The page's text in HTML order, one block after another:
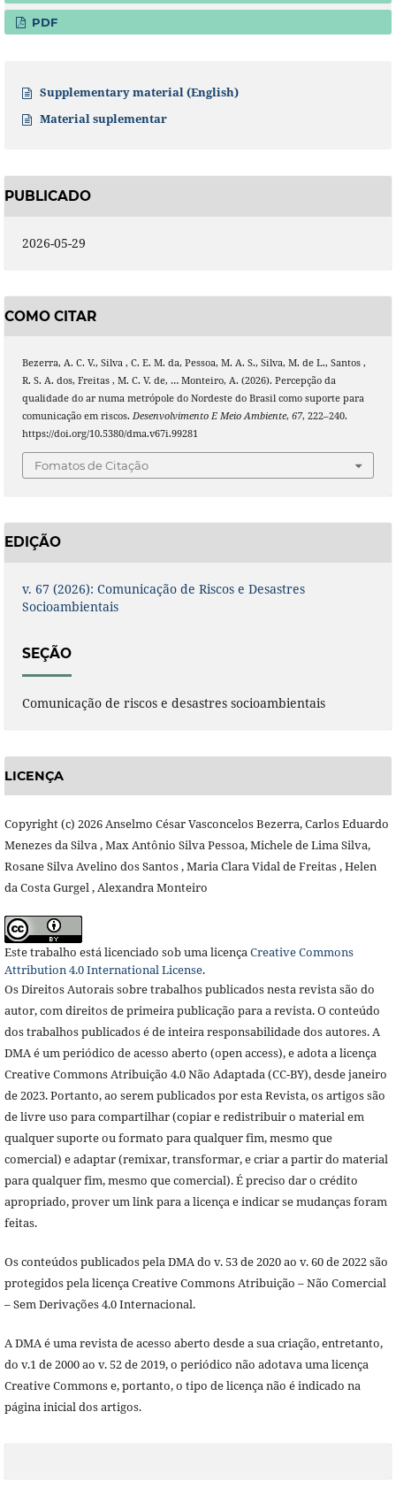
PDF
Supplementary material (English)
Material suplementar
PUBLICADO
2026-05-29
COMO CITAR
Bezerra, A. C. V., Silva , C. E. M. da, Pessoa, M. A. S., Silva, M. de L., Santos ,
R. S. A. dos, Freitas , M. C. V. de, … Monteiro, A. (2026). Percepção da
qualidade do ar numa metrópole do Nordeste do Brasil como suporte para
comunicação em riscos. Desenvolvimento E Meio Ambiente, 67, 222–240.
https://doi.org/10.5380/dma.v67i.99281
Fomatos de Citação
EDIÇÃO
v. 67 (2026): Comunicação de Riscos e Desastres
Socioambientais
SEÇÃO
Comunicação de riscos e desastres socioambientais
LICENÇA
Copyright (c) 2026 Anselmo César Vasconcelos Bezerra, Carlos Eduardo
Menezes da Silva , Max Antônio Silva Pessoa, Michele de Lima Silva,
Rosane Silva Avelino dos Santos , Maria Clara Vidal de Freitas , Helen
da Costa Gurgel , Alexandra Monteiro
Este trabalho está licenciado sob uma licençaCreative Commons
Attribution 4.0 International License.
Os Direitos Autorais sobre trabalhos publicados nesta revista são do
autor, com direitos de primeira publicação para a revista. O conteúdo
dos trabalhos publicados é de inteira responsabilidade dos autores. A
DMA é um periódico de acesso aberto (open access), e adota a licença
Creative Commons Atribuição 4.0 Não Adaptada (CC-BY), desde janeiro
de 2023. Portanto, ao serem publicados por esta Revista, os artigos são
de livre uso para compartilhar (copiar e redistribuir o material em
qualquer suporte ou formato para qualquer fim, mesmo que
comercial) e adaptar (remixar, transformar, e criar a partir do material
para qualquer fim, mesmo que comercial). É preciso dar o crédito
apropriado, prover um link para a licença e indicar se mudanças foram
feitas.
Os conteúdos publicados pela DMA do v. 53 de 2020 ao v. 60 de 2022 são
protegidos pela licença Creative Commons Atribuição – Não Comercial
– Sem Derivações 4.0 Internacional.
A DMA é uma revista de acesso aberto desde a sua criação, entretanto,
do v.1 de 2000 ao v. 52 de 2019, o periódico não adotava uma licença
Creative Commons e, portanto, o tipo de licença não é indicado na
página inicial dos artigos.